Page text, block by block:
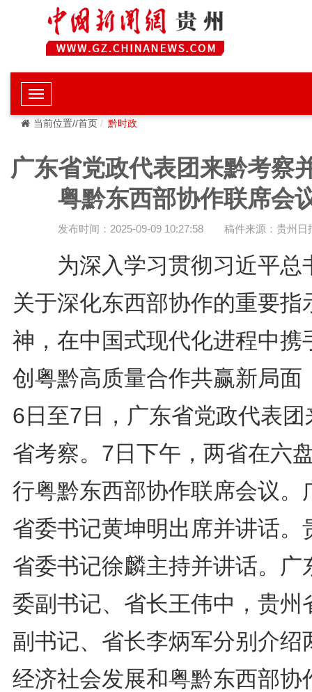
当前位置//首页 黔时政
广东省党政代表团来黔考察
粤黔东西部协作联席会
发布时间：2025-09-09 10:27:58 稿件来源：贵州日
为深入学习贯彻习近平总
关于深化东西部协作的重要指
神，在中国式现代化进程中携
创粤黔高质量合作共赢新局面
6日至7日，广东省党政代表团
省考察。7日下午，两省在六
行粤黔东西部协作联席会议。
省委书记黄坤明出席并讲话。
省委书记徐麟主持并讲话。广
委副书记、省长王伟中，贵州
副书记、省长李炳军分别介绍
经济社会发展和粤黔东西部协